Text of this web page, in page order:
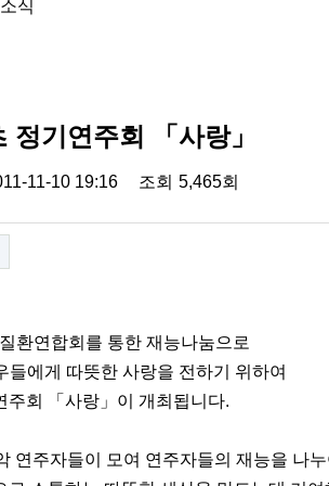
식
정기연주회 「사랑」
11-10 19:16 조회 5,465회
환연합회를 통한 재능나눔으로
들에게 따뜻한 사랑을 전하기 위하여
주회 「사랑」이 개최됩니다.
연주자들이 모여 연주자들의 재능을 나